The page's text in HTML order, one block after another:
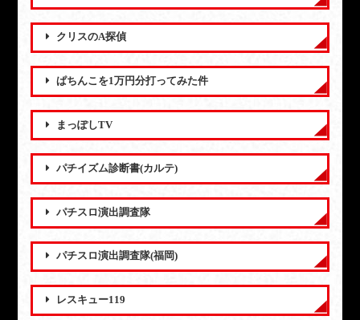
クリスのA探偵
ぱちんこを1万円分打ってみた件
まっぽしTV
パチイズム診断書(カルテ)
パチスロ演出調査隊
パチスロ演出調査隊(福岡)
レスキュー119